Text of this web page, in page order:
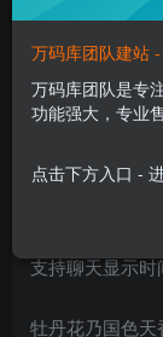
安卓微信多开分
支持聊天显示
牡丹花乃国色天
万码库团队建站
万码库团队是专
功能强大，专业
点击下方入口 -